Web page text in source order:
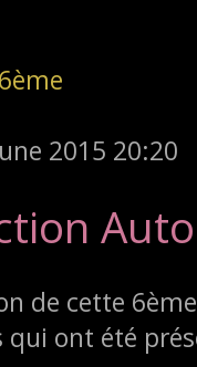
6ème
2015 20:20
de cette
qui ont été